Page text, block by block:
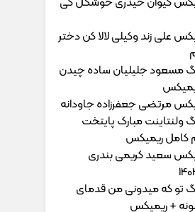
علی زند وکیلی لالا کن دختر
مسعود جلیلیان ساده چیدن
مرتضی جعفرزاده جاودانه
ولنتاینت مبارک پایتخت
کامل ریمیکس
سعید کریمی بندری
تو که میدونی من قدمای
+ ریمیکس